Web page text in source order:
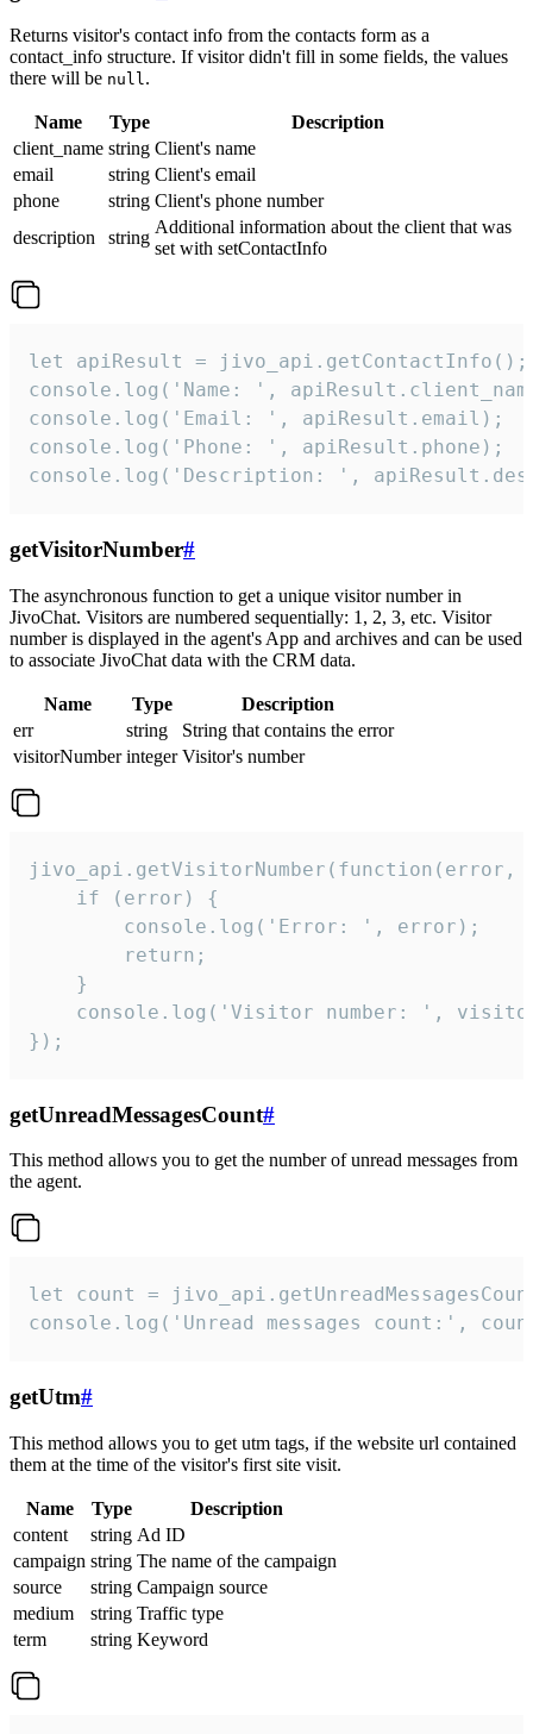
Returns visitor's contact info from the contacts form as a
contact_info structure. If visitor didn't fill in some fields, the values
there will be null.
Name Type
Description
client_name string Client's name
email
string Client's email
phone
string Client's phone number
description
string
Additional information about the client that was
set with setContactInfo
let apiResult = jivo_api.getContactInfo();
console.log('Name: ',
console.log('Email: ', apiResult.email);
console.log('Phone: ', apiResult.phone);
console.log('Description: ',
getVisitorNumber#
The asynchronous function to get a unique visitor number in
JivoChat. Visitors are numbered sequentially: 1, 2, 3, etc. Visitor
number is displayed in the agent's App and archives and can be used
to associate JivoChat data with the CRM data.
Name Type
Description
err
string
String that contains the error
visitorNumber integer Visitor's number
jivo_api.getVisitorNumber(function(error,
    if (error) {
        console.log('Error: ', error);
        return;
    }
console.log('Visitor number: ',
});
getUnreadMessagesCount#
This method allows you to get the number of unread messages from
the agent.
let count =
console.log('Unread messages count:',
getUtm#
This method allows you to get utm tags, if the website url contained
them at the time of the visitor's first site visit.
Name Type
Description
content
string Ad ID
campaign string The name of the campaign
source
string Campaign source
medium
string Traffic type
term
string Keyword